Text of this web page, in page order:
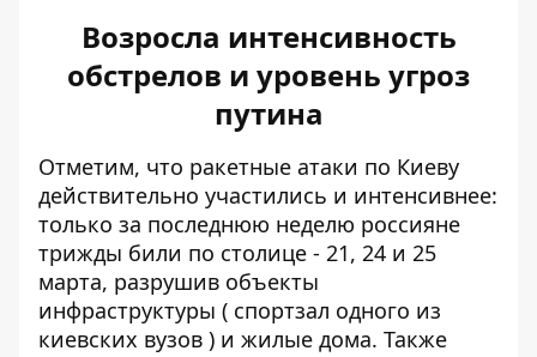
Возросла интенсивность
обстрелов и уровень угроз
путина
Отметим, что ракетные атаки по Киеву
действительно участились и интенсивнее:
только за последнюю неделю россияне
трижды били по столице - 21, 24 и 25
марта, разрушив объекты
инфраструктуры ( спортзал одного из
киевских вузов ) и жилые дома. Также